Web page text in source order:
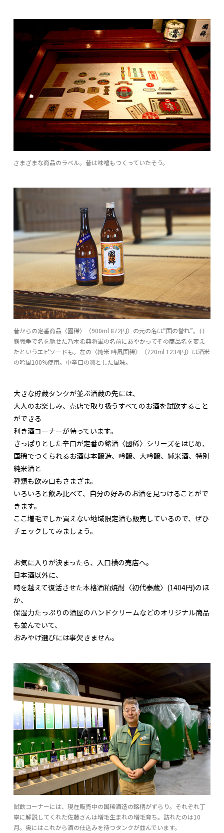
さまざまな商品のラベル。昔は味噌もつくっていたそう。
昔からの定番商品〈國稀〉（900ml 872円）の元の名は“国の誉れ”。日
露戦争で名を馳せた乃木希典将軍の名前にあやかってその商品名を変え
たというエピソードも。左の〈純米 吟風国稀〉（720ml 1234円）は酒米
の吟風100%使用。中辛口の凛とした風味。
大きな貯蔵タンクが並ぶ酒蔵の先には、
大人のお楽しみ、売店で取り扱うすべてのお酒を試飲すること
ができる
利き酒コーナーが待っています。
さっぱりとした辛口が定番の銘酒〈國稀〉シリーズをはじめ、
国稀でつくられるお酒は本醸造、吟醸、大吟醸、純米酒、特別
純米酒と
種類も飲み口もさまざま。
いろいろと飲み比べて、自分の好みのお酒を見つけることがで
きます。
ここ増毛でしか買えない地域限定酒も販売しているので、ぜひ
チェックしてみましょう。
お気に入りが決まったら、入口横の売店へ。
日本酒以外に、
時を越えて復活させた本格酒粕焼酎〈初代泰蔵〉(1404円)のほ
か、
保湿力たっぷりの酒屋のハンドクリームなどのオリジナル商品
も並んでいて、
おみやげ選びには事欠きません。
試飲コーナーには、現在販売中の国稀酒造の銘柄がずらり。それぞれ丁
寧に解説してくれた佐藤さんは増毛生まれの増毛育ち。訪れたのは10
月。奥にはこれから酒の仕込みを待つタンクが並んでいます。